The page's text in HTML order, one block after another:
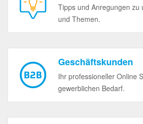
Tipps und Anregungen zu
und Themen.
Geschäftskunden
Ihr professioneller Online
gewerblichen Bedarf.